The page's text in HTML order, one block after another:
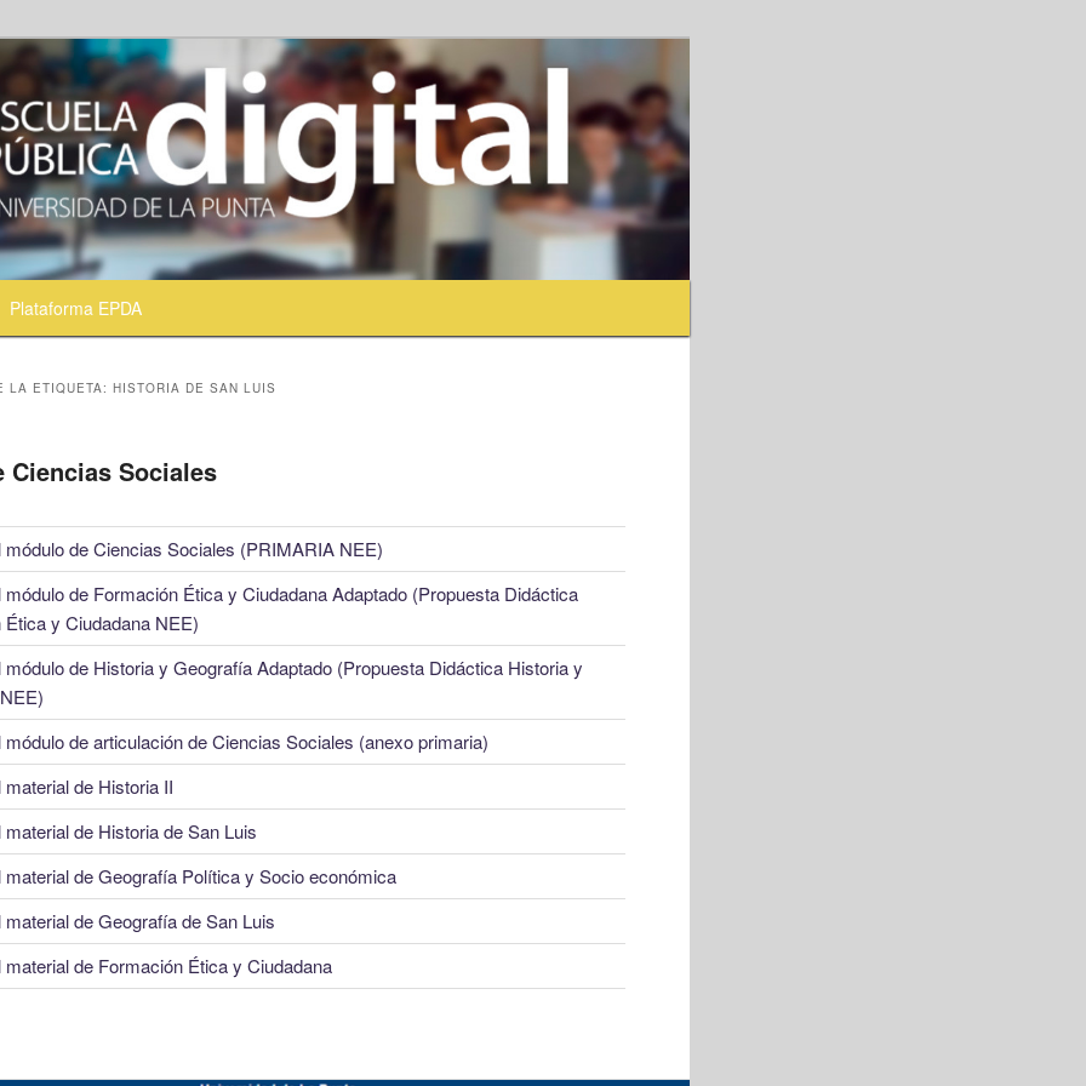
principal
secundario
Plataforma EPDA
LA ETIQUETA:HISTORIA DE SAN LUIS
Ciencias Sociales
módulo de Ciencias Sociales (PRIMARIA NEE)
de Formación Ética y Ciudadana Adaptado (Propuesta Didáctica
Ética y Ciudadana NEE)
de Historia y Geografía Adaptado (Propuesta Didáctica Historia y
de articulación de Ciencias Sociales (anexo primaria)
de Historia II
de Historia de San Luis
material de Geografía Política y Socio económica
de Geografía de San Luis
de Formación Ética y Ciudadana